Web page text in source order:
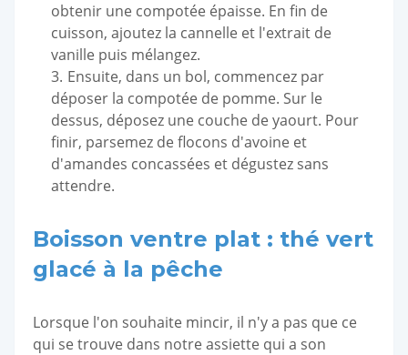
obtenir une compotée épaisse. En fin de
cuisson, ajoutez la cannelle et l'extrait de
vanille puis mélangez.
Ensuite, dans un bol, commencez par
déposer la compotée de pomme. Sur le
dessus, déposez une couche de yaourt. Pour
finir, parsemez de flocons d'avoine et
d'amandes concassées et dégustez sans
attendre.
Boisson ventre plat : thé vert
glacé à la pêche
Lorsque l'on souhaite mincir, il n'y a pas que ce
qui se trouve dans notre assiette qui a son